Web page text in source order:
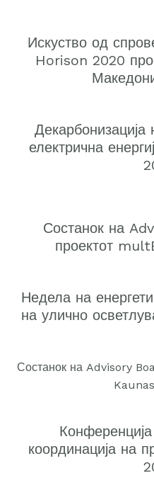
Искуство од
Horison 2020
електрична
Состанок на
проектот
Недела на
на улично
Состанок на Advisory
координација на